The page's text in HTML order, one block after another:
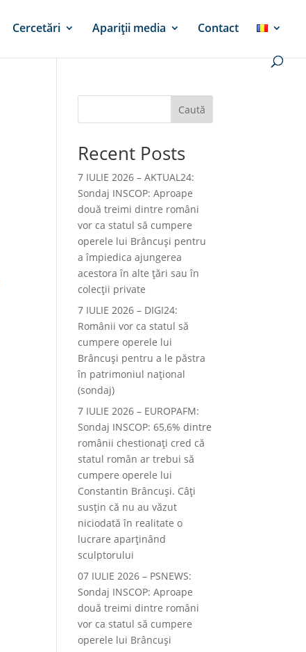
Cercetări Apariții media Contact
Caută
Recent Posts
7 IULIE 2026 – AKTUAL24:
Sondaj INSCOP: Aproape
două treimi dintre români
vor ca statul să cumpere
operele lui Brâncuşi pentru
a împiedica ajungerea
acestora în alte ţări sau în
colecţii private
7 IULIE 2026 – DIGI24:
Românii vor ca statul să
cumpere operele lui
Brâncuși pentru a le păstra
în patrimoniul național
(sondaj)
7 IULIE 2026 – EUROPAFM:
Sondaj INSCOP: 65,6% dintre
românii chestionați cred că
statul român ar trebui să
cumpere operele lui
Constantin Brâncuși. Câți
susțin că nu au văzut
niciodată în realitate o
lucrare aparținând
sculptorului
07 IULIE 2026 – PSNEWS:
Sondaj INSCOP: Aproape
două treimi dintre români
vor ca statul să cumpere
operele lui Brâncuși